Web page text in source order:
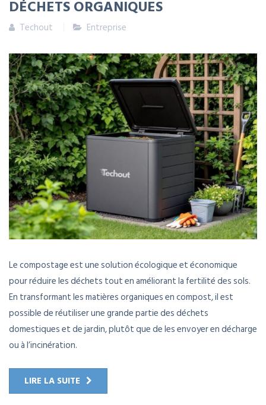
DÉCHETS ORGANIQUES
Techout Entreprise
Le compostage est une solution écologique et économique
pour réduire les déchets tout en améliorant la fertilité des sols.
En transformant les matières organiques en compost, il est
possible de réutiliser une grande partie des déchets
domestiques et de jardin, plutôt que de les envoyer en décharge
ou à l’incinération.
LIRE LA SUITE